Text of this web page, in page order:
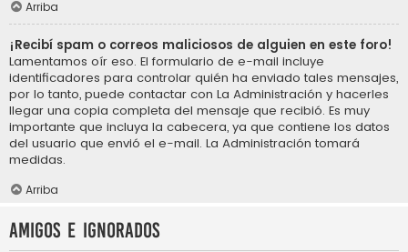
Arriba
¡Recibí spam o correos maliciosos de alguien en este foro!
Lamentamos oír eso. El formulario de e-mail incluye
identificadores para controlar quién ha enviado tales mensajes,
por lo tanto, puede contactar con La Administración y hacerles
llegar una copia completa del mensaje que recibió. Es muy
importante que incluya la cabecera, ya que contiene los datos
del usuario que envió el e-mail. La Administración tomará
medidas.
Arriba
Amigos e Ignorados